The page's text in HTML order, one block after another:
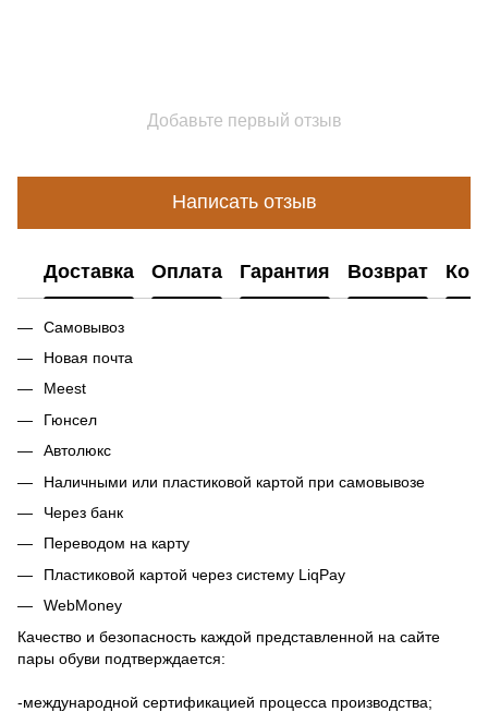
Добавьте первый отзыв
Написать отзыв
Доставка Оплата Гарантия Возврат
Самовывоз
Новая почта
Meest
Гюнсел
Автолюкс
Наличными или пластиковой картой при самовывозе
Через банк
Переводом на карту
Пластиковой картой через систему LiqPay
WebMoney
Качество и безопасность каждой представленной на сайте
пары обуви подтверждается:
-международной сертификацией процесса производства;